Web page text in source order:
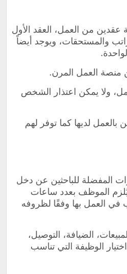
من العمل، العقد الأول
والمستحقات، ويوجد أيضاً
منصة العمل المرن.
ولا يمكن اعتذار الشخص
لديها كما توفر لهم
المفضلة للباحثين عن دخل
الموظف بعدد ساعات
في العمل بها وفقًا لظروفه
الضيافة، التوصيل،
الوظيفة التي تناسب